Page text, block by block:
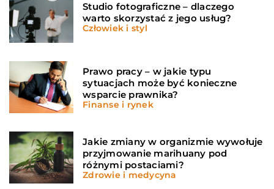
Studio fotograficzne – dlaczego
warto skorzystać z jego usług?
Człowiek i styl
Prawo pracy – w jakie typu
sytuacjach może być konieczne
wsparcie prawnika?
Finanse i rynek
Jakie zmiany w organizmie wywołuje
przyjmowanie marihuany pod
różnymi postaciami?
Zdrowie i medycyna